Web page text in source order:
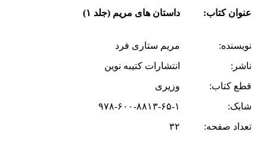
عنوان کتاب: داستان های مریم (جلد ۱)
نویسنده:
مریم ستاری فرد
ناشر:
انتشارات کتیبه نوین
قطع کتاب:
وزیری
شابک:
۹۷۸-۶۰۰-۸۸۱۳-۶۵-۱
تعداد صفحه:
۳۲